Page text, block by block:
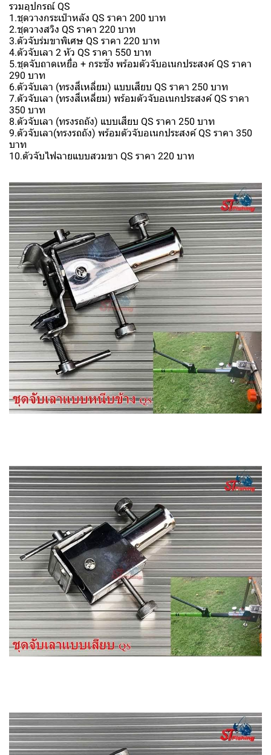
รวมอุปกรณ์ QS
1.ชุดวางกระเป๋าหลัง QS ราคา 200 บาท
2.ชุดวางสวิง QS ราคา 220 บาท
3.ตัวจับร่มขาพิเศษ QS ราคา 220 บาท
4.ตัวจับเลา 2 หัว QS ราคา 550 บาท
5.ชุดจับถาดเหยื่อ + กระชัง พร้อมตัวจับอเนกประสงค์ QS ราคา
290 บาท
6.ตัวจับเลา (ทรงสี่เหลี่ยม) แบบเสียบ QS ราคา 250 บาท
7.ตัวจับเลา (ทรงสี่เหลี่ยม) พร้อมตัวจับอเนกประสงค์ QS ราคา
350 บาท
8.ตัวจับเลา (ทรงรถถัง) แบบเสียบ QS ราคา 250 บาท
9.ตัวจับเลา(ทรงรถถัง) พร้อมตัวจับอเนกประสงค์ QS ราคา 350
บาท
10.ตัวจับไฟฉายแบบสวมขา QS ราคา 220 บาท